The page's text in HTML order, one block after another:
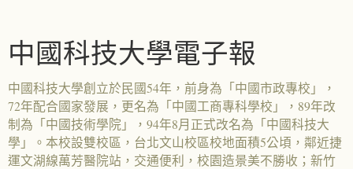
中國科技大學電子報
中國科技大學創立於民國54年，前身為「中國市政專校」，
72年配合國家發展，更名為「中國工商專科學校」，89年改
制為「中國技術學院」，94年8月正式改名為「中國科技大
學」。本校設雙校區，台北文山校區校地面積5公頃，鄰近捷
運文湖線萬芳醫院站，交通便利，校園造景美不勝收；新竹